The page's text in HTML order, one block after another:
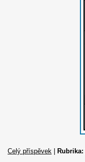
Celý příspěvek Rubrika: